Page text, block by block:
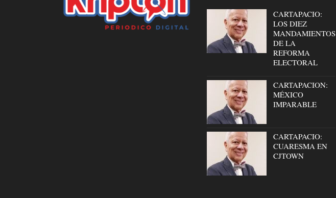
CARTAPACIO:
LOS DIEZ
MANDAMIENTOS
DE LA
REFORMA
ELECTORAL
CARTAPACION:
MÉXICO
IMPARABLE
CARTAPACIO:
CUARESMA EN
CJTOWN